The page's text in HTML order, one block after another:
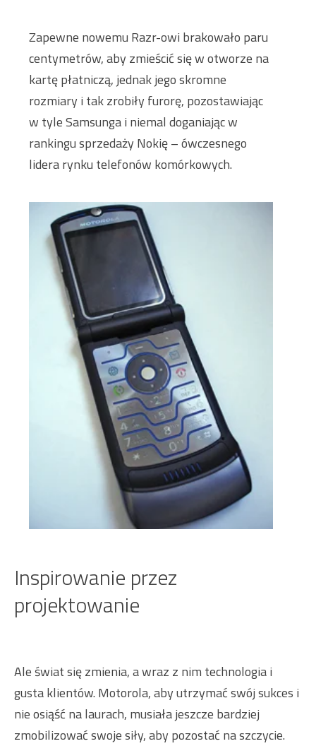
Zapewne nowemu Razr-owi brakowało paru
centymetrów, aby zmieścić się w otworze na
kartę płatniczą, jednak jego skromne
rozmiary i tak zrobiły furorę, pozostawiając
w tyle Samsunga i niemal doganiając w
rankingu sprzedaży Nokię – ówczesnego
lidera rynku telefonów komórkowych.
Inspirowanie przez
projektowanie
Ale świat się zmienia, a wraz z nim technologia i
gusta klientów. Motorola, aby utrzymać swój sukces i
nie osiąść na laurach, musiała jeszcze bardziej
zmobilizować swoje siły, aby pozostać na szczycie.